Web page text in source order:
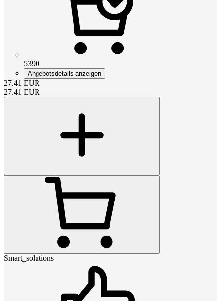
5390
Angebotsdetails anzeigen
27.41 EUR
27.41 EUR
Smart_solutions